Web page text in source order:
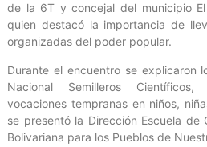
de la 6T y concejal del municipio
quien destacó la importancia de
organizadas del poder popular.
Durante el encuentro se explicaron
Nacional Semilleros
vocaciones tempranas en niños,
se presentó la Dirección Escuela de
Bolivariana para los Pueblos de